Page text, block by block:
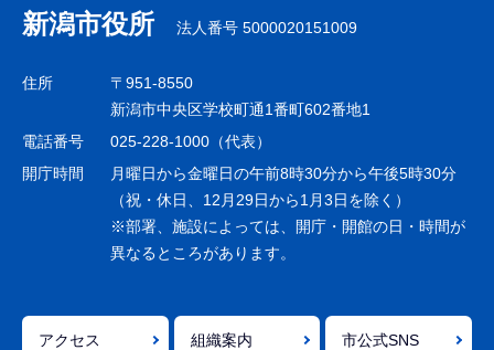
ナ
ビ
ゲ
シ
ョ
で
新潟市役所 法人番号 5000020151009
住所
〒951-8550
新潟市中央区学校町通1番町602番地1
電話番号
025-228-1000（代表）
開庁時間
月曜日から金曜日の午前8時30分から午後5時30分
（祝・休日、12月29日から1月3日を除く）
※部署、施設によっては、開庁・開館の日・時間が
異なるところがあります。
アクセス 組織案内 市公式SNS